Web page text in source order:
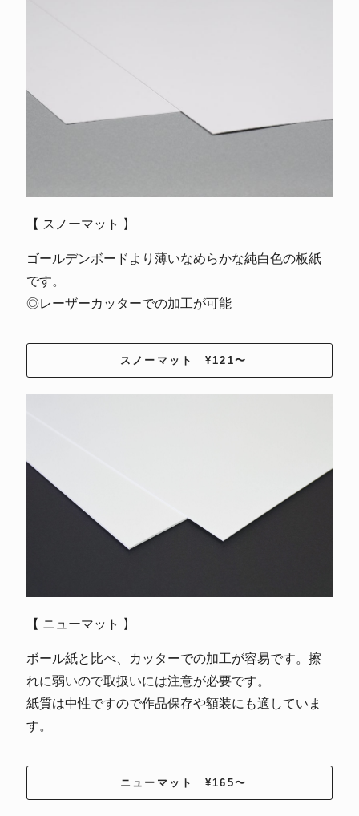
【 スノーマット 】
ゴールデンボードより薄いなめらかな純白色の板紙
です。
◎レーザーカッターでの加工が可能
スノーマット ¥121〜
【 ニューマット 】
ボール紙と比べ、カッターでの加工が容易です。擦
れに弱いので取扱いには注意が必要です。
紙質は中性ですので作品保存や額装にも適していま
す。
ニューマット ¥165〜